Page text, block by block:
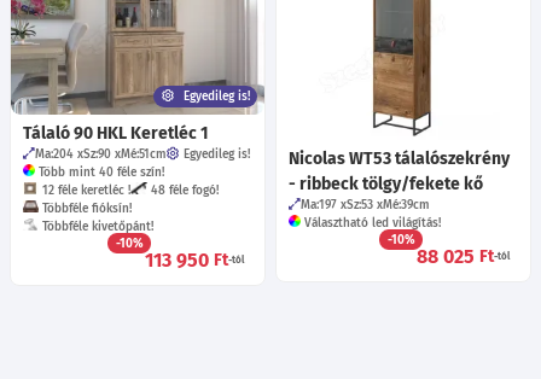
Egyedileg is!
Tálaló 90 HKL Keretléc 1
Ma:204 Sz:90 Mé:51cm
Egyedileg is!
Több mint 40 féle szín!
12 féle keretléc !
48 féle fogó!
Többféle fióksín!
Többféle kivetőpánt!
-10%
113 950 Ft-tól
Nicolas WT53 tálalószekrény
- ribbeck tölgy/fekete kő
Ma:197 Sz:53 Mé:39cm
Választható led világítás!
-10%
88 025 Ft-tól